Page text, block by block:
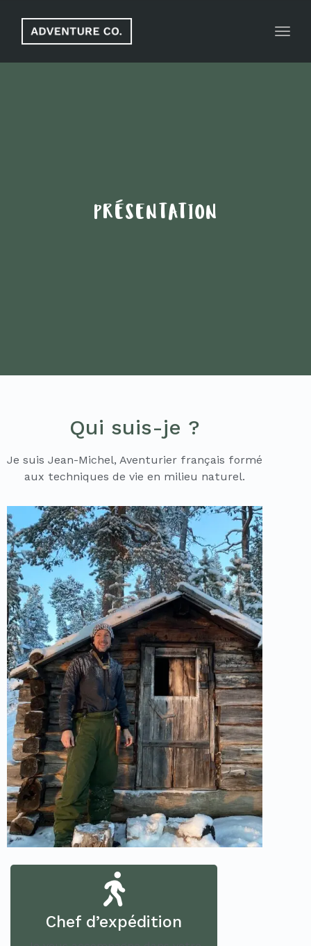
PRÉSENTATION
Qui suis-je ?
Je suis Jean-Michel, Aventurier français formé
aux techniques de vie en milieu naturel.
Chef d’expédition